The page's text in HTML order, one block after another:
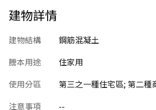
建物詳情
建物結構 鋼筋混凝土
謄本用途
住家用
使用分區
第三之一種住宅區; 第二種
注意事項
--